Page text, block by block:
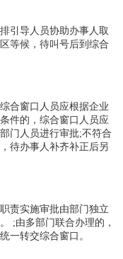
导人员协助办事人取
等候，待叫号后到综合
合窗口人员应根据企业
件的，综合窗口人员应
门人员进行审批;不符合
待办事人补齐补正后另
责实施审批由部门独立
;由多部门联合办理的，
一转交综合窗口。